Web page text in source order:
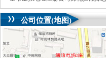
公司位置(地图)